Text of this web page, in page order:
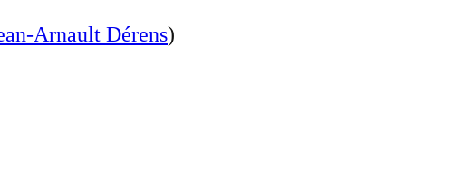
Arnault Dérens)